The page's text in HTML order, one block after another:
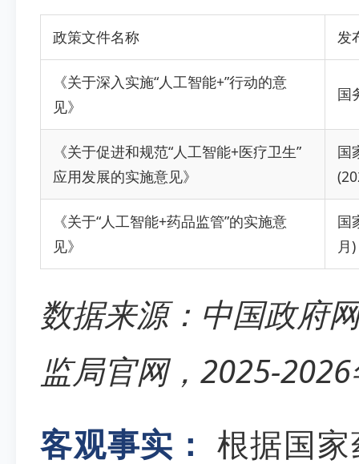
政策文件名称 发
《关于深入实施“人工智能+”行动的意
见》
国
《关于促进和规范“人工智能+医疗卫生”
应用发展的实施意见》
国
《关于“人工智能+药品监管”的实施意
见》
国
月)
数据来源：中国政府
监局官网，2025-
客观事实： 根据国